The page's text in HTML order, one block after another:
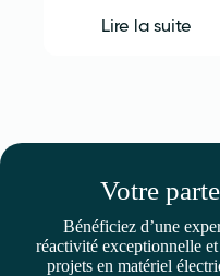
Lire la suite
Votre
Bénéficiez d’une
réactivité exceptionnelle
projets en matériel